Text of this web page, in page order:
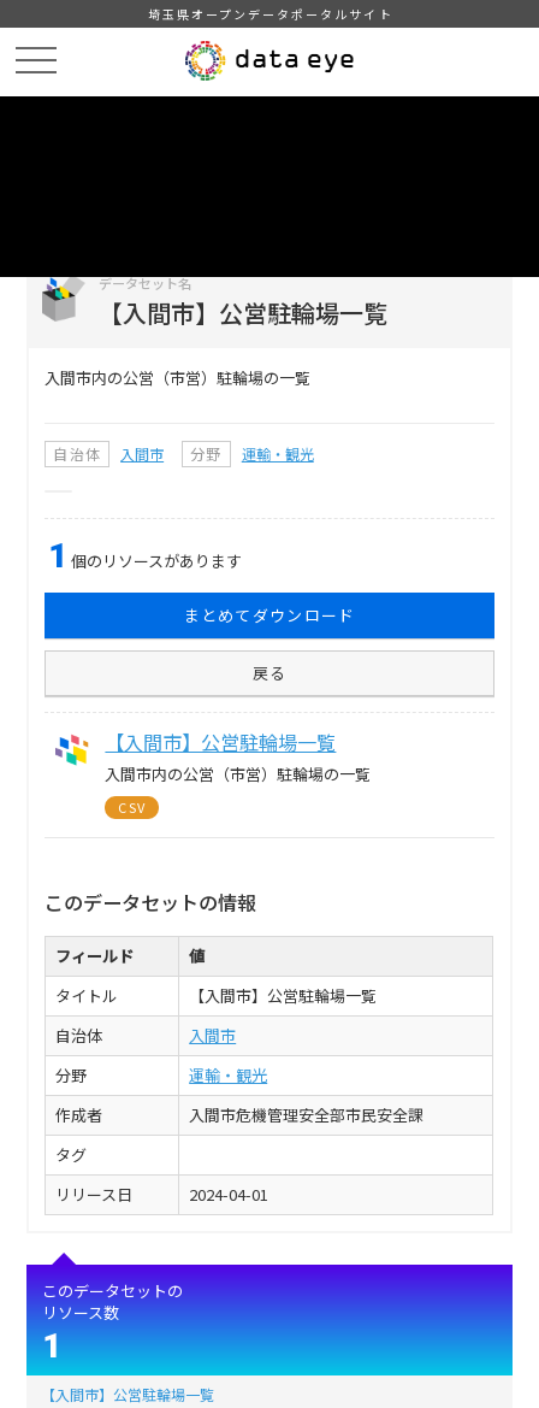
埼玉県オープンデータポータルサイト
データセット名
【入間市】公営駐輪場一覧
入間市内の公営（市営）駐輪場の一覧
自治体 入間市 分野 運輸・観光
1 個のリソースがあります
まとめてダウンロード
戻る
【入間市】公営駐輪場一覧
入間市内の公営（市営）駐輪場の一覧
CSV
このデータセットの情報
フィールド
値
タイトル
【入間市】公営駐輪場一覧
自治体
入間市
分野
運輸・観光
作成者
入間市危機管理安全部市民安全課
タグ
リリース日
2024-04-01
このデータセットの
リソース数
1
【入間市】公営駐輪場一覧